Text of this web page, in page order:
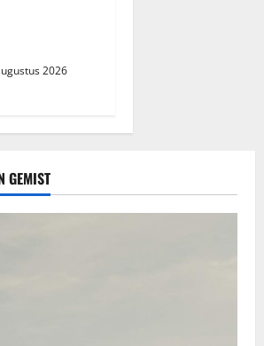
2026
GEMIST